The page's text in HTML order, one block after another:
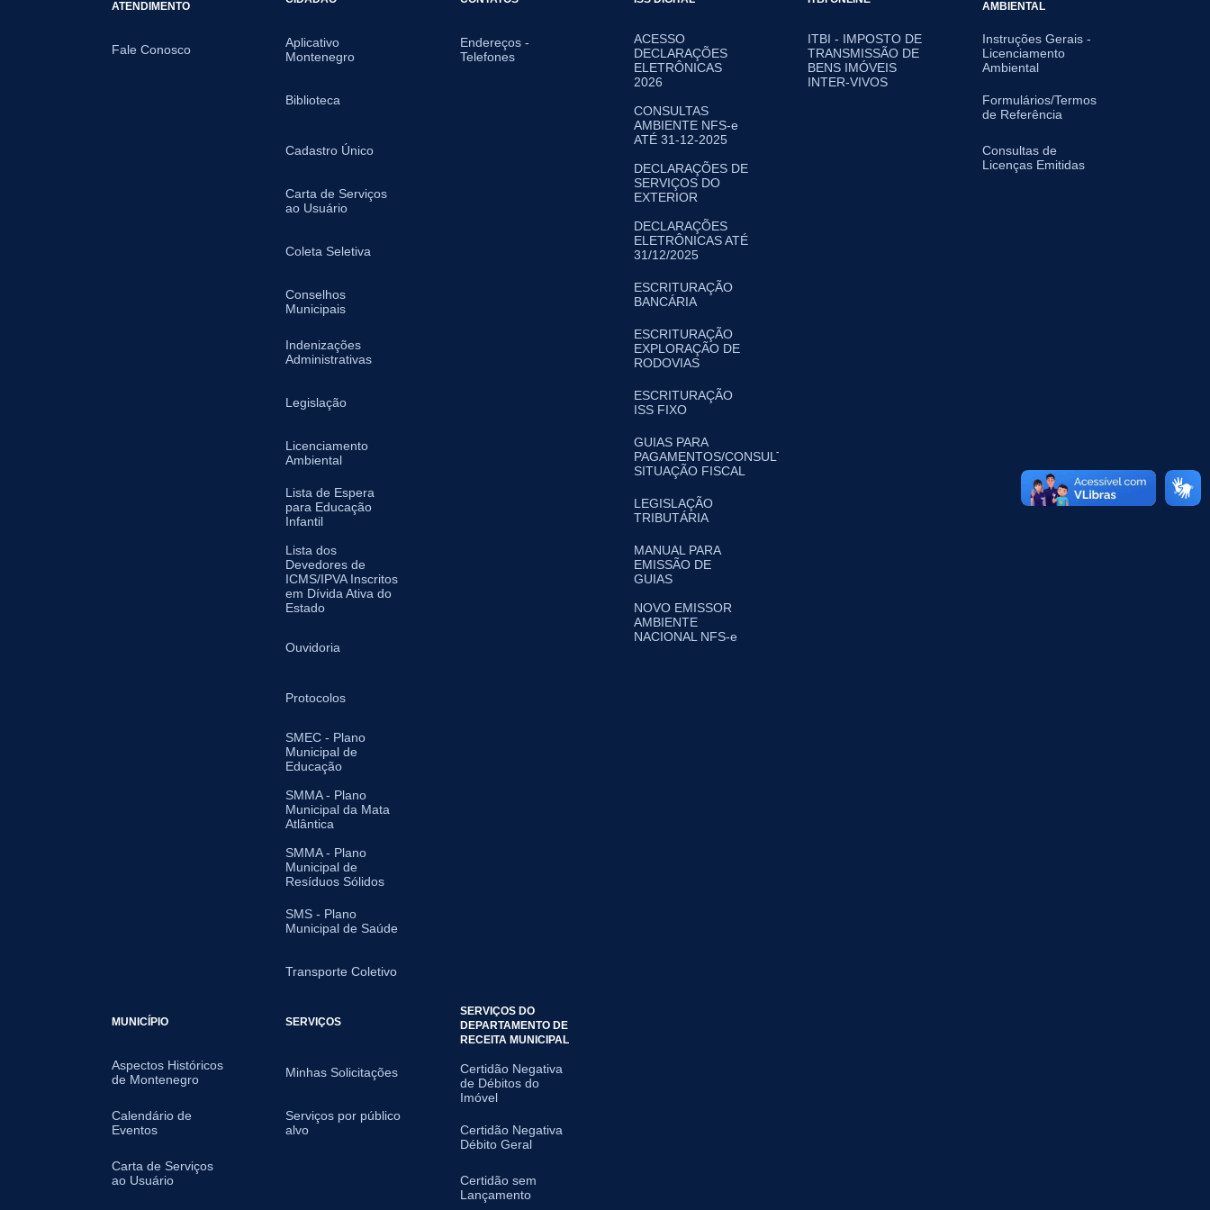
ATENDIMENTO
Fale Conosco
Aplicativo
Montenegro
Biblioteca
Cadastro Único
Carta de Serviços
ao Usuário
Coleta Seletiva
Conselhos
Municipais
Indenizações
Administrativas
Legislação
Licenciamento
Ambiental
Lista de Espera
para Educação
Infantil
Lista dos
Devedores de
ICMS/IPVA Inscritos
em Dívida Ativa do
Estado
Ouvidoria
Protocolos
SMEC - Plano
Municipal de
Educação
SMMA - Plano
Municipal da Mata
Atlântica
SMMA - Plano
Municipal de
Resíduos Sólidos
SMS - Plano
Municipal de Saúde
Transporte Coletivo
Endereços -
Telefones
ACESSO
DECLARAÇÕES
ELETRÔNICAS
2026
CONSULTAS
AMBIENTE NFS-e
ATÉ 31-12-2025
DECLARAÇÕES DE
SERVIÇOS DO
EXTERIOR
DECLARAÇÕES
ELETRÔNICAS ATÉ
31/12/2025
ESCRITURAÇÃO
BANCÁRIA
ESCRITURAÇÃO
EXPLORAÇÃO DE
RODOVIAS
ESCRITURAÇÃO
ISS FIXO
GUIAS PARA
PAGAMENTOS/CONSULTA
SITUAÇÃO FISCAL
LEGISLAÇÃO
TRIBUTÁRIA
MANUAL PARA
EMISSÃO DE
GUIAS
NOVO EMISSOR
AMBIENTE
NACIONAL NFS-e
ITBI - IMPOSTO DE
TRANSMISSÃO DE
BENS IMÓVEIS
INTER-VIVOS
AMBIENTAL
Instruções Gerais -
Licenciamento
Ambiental
Formulários/Termos
de Referência
Consultas de
Licenças Emitidas
MUNICÍPIO
Aspectos Históricos
de Montenegro
Calendário de
Eventos
Carta de Serviços
ao Usuário
SERVIÇOS
Minhas Solicitações
Serviços por público
alvo
SERVIÇOS DO
DEPARTAMENTO DE
RECEITA MUNICIPAL
Certidão Negativa
de Débitos do
Imóvel
Certidão Negativa
Débito Geral
Certidão sem
Lançamento